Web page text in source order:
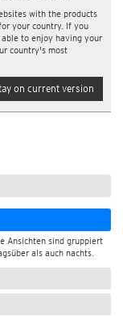
with the products
your country. If you
to enjoy having your
country's most
on current version
Ansichten sind gruppiert
als auch nachts.